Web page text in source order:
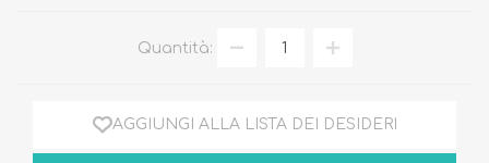
Quantità:
AGGIUNGI ALLA LISTA DEI DESIDERI